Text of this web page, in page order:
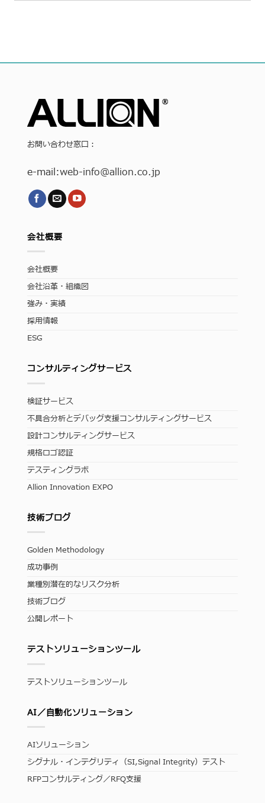
お問い合わせ窓口：
e-mail:web-info@allion.co.jp
会社概要
会社概要
会社沿革・組織図
強み・実績
採用情報
ESG
コンサルティングサービス
検証サービス
不具合分析とデバッグ支援コンサルティングサービス
設計コンサルティングサービス
規格ロゴ認証
テスティングラボ
Allion Innovation EXPO
技術ブログ
Golden Methodology
成功事例
業種別潜在的なリスク分析
技術ブログ
公開レポート
テストソリューションツール
テストソリューションツール
AI／自動化ソリューション
AIソリューション
シグナル・インテグリティ（SI,Signal Integrity）テスト
RFPコンサルティング／RFQ支援